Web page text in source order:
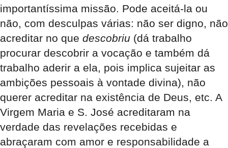
importantíssima missão. Pode aceitá-la ou
não, com desculpas várias: não ser digno, não
acreditar no que descobriu (dá trabalho
procurar descobrir a vocação e também dá
trabalho aderir a ela, pois implica sujeitar as
ambições pessoais à vontade divina), não
querer acreditar na existência de Deus, etc. A
Virgem Maria e S. José acreditaram na
verdade das revelações recebidas e
abraçaram com amor e responsabilidade a